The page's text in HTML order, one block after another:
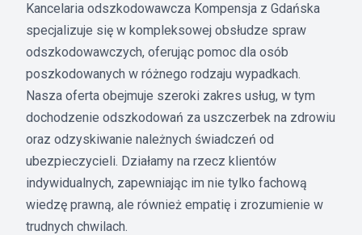
Kancelaria odszkodowawcza Kompensja z Gdańska
specjalizuje się w kompleksowej obsłudze spraw
odszkodowawczych, oferując pomoc dla osób
poszkodowanych w różnego rodzaju wypadkach.
Nasza oferta obejmuje szeroki zakres usług, w tym
dochodzenie odszkodowań za uszczerbek na zdrowiu
oraz odzyskiwanie należnych świadczeń od
ubezpieczycieli. Działamy na rzecz klientów
indywidualnych, zapewniając im nie tylko fachową
wiedzę prawną, ale również empatię i zrozumienie w
trudnych chwilach.